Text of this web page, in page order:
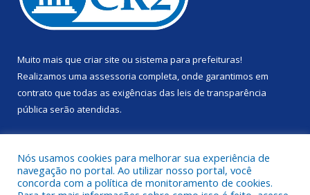
Muito mais que criar site ou sistema para prefeituras!
Realizamos uma assessoria completa, onde garantimos em
contrato que todas as exigências das leis de transparência
pública serão atendidas.
Nós usamos cookies para melhorar sua experiência de
navegação no portal. Ao utilizar nosso portal, você
concorda com a política de monitoramento de cookies.